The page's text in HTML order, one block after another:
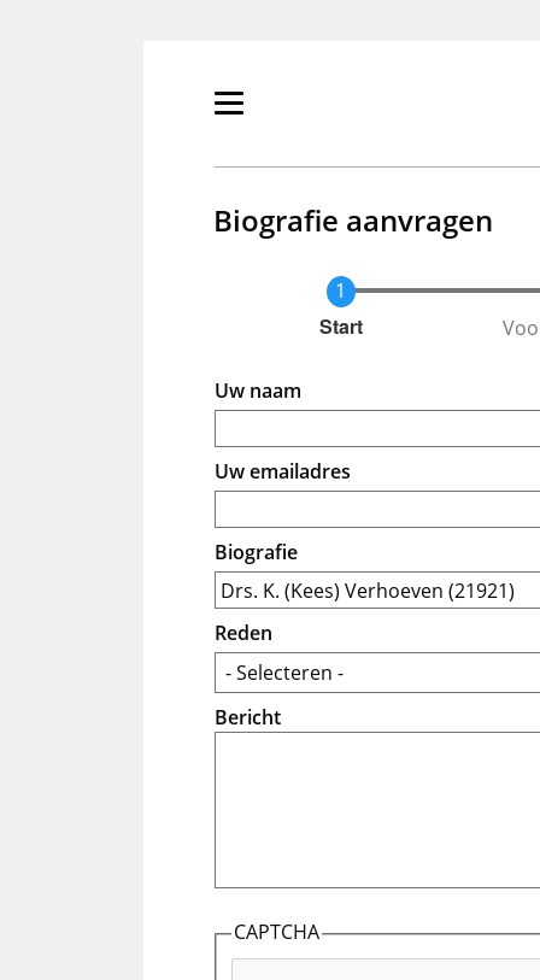
Primair
tonen/verbergen
Biografie aanvragen
Huidige
Start
Uw naam
Uw emailadres
Biografie
Reden
Bericht
CAPTCHA